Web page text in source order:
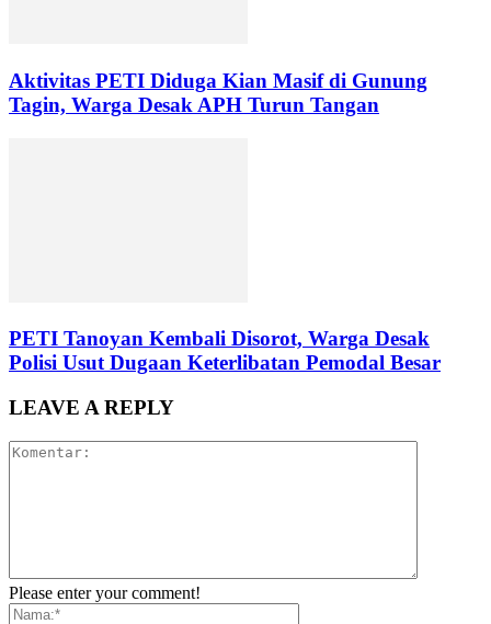
Aktivitas PETI Diduga Kian Masif di Gunung
Tagin, Warga Desak APH Turun Tangan
PETI Tanoyan Kembali Disorot, Warga Desak
Polisi Usut Dugaan Keterlibatan Pemodal Besar
LEAVE A REPLY
Please enter your comment!